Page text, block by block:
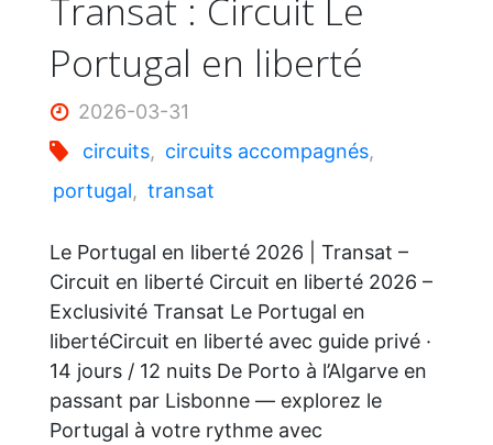
d’Azur"
Transat : Circuit Le
Portugal en liberté
2026-03-31
circuits, circuits accompagnés,
portugal, transat
Le Portugal en liberté 2026 | Transat –
Circuit en liberté Circuit en liberté 2026 –
Exclusivité Transat Le Portugal en
libertéCircuit en liberté avec guide privé ·
14 jours / 12 nuits De Porto à l’Algarve en
passant par Lisbonne — explorez le
Portugal à votre rythme avec